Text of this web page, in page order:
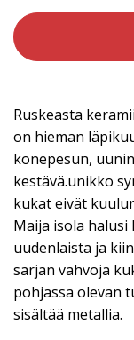
Ruskeasta
on hieman
konepesun,
kestävä.unikko
kukat eivät
Maija isola
uudenlaista ja
sarjan vahvoja
pohjassa olevan
sisältää metallia.